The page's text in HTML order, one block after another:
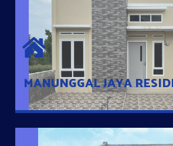
MANUNGGAL JAYA
MANUNGGAL JAYA RESIDENCE
Cluster Exclusive dengan one Gate System,
mini dan memiliki jarak 200m dari jalan
dengan pusat kota